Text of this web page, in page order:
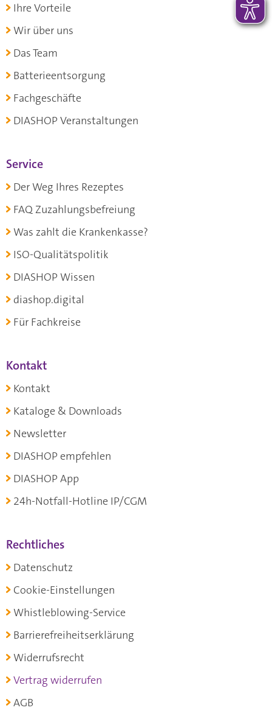
Ihre Vorteile
Wir über uns
Das Team
Batterieentsorgung
Fachgeschäfte
DIASHOP Veranstaltungen
Service
Der Weg Ihres Rezeptes
FAQ Zuzahlungsbefreiung
Was zahlt die Krankenkasse?
ISO-Qualitätspolitik
DIASHOP Wissen
diashop.digital
Für Fachkreise
Kontakt
Kontakt
Kataloge & Downloads
Newsletter
DIASHOP empfehlen
DIASHOP App
24h-Notfall-Hotline IP/CGM
Rechtliches
Datenschutz
Cookie-Einstellungen
Whistleblowing-Service
Barrierefreiheitserklärung
Widerrufsrecht
Vertrag widerrufen
AGB